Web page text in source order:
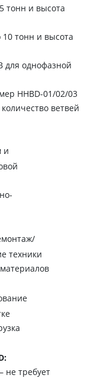
тонн и высота
тонн и высота
для однофазной
HHBD-01/02/03
ветвей
и
техники
требует